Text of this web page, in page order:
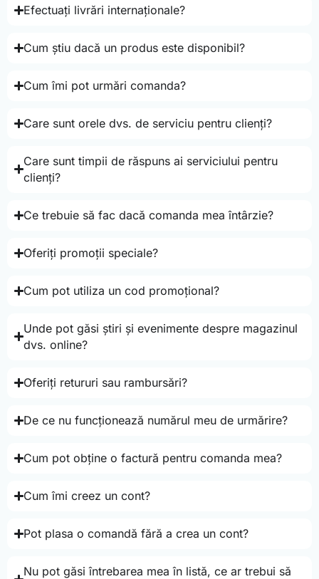
Efectuați livrări internaționale?
Cum știu dacă un produs este disponibil?
Cum îmi pot urmări comanda?
Care sunt orele dvs. de serviciu pentru clienți?
Care sunt timpii de răspuns ai serviciului pentru
clienți?
Ce trebuie să fac dacă comanda mea întârzie?
Oferiți promoții speciale?
Cum pot utiliza un cod promoțional?
Unde pot găsi știri și evenimente despre magazinul
dvs. online?
Oferiți retururi sau rambursări?
De ce nu funcționează numărul meu de urmărire?
Cum pot obține o factură pentru comanda mea?
Cum îmi creez un cont?
Pot plasa o comandă fără a crea un cont?
Nu pot găsi întrebarea mea în listă, ce ar trebui să